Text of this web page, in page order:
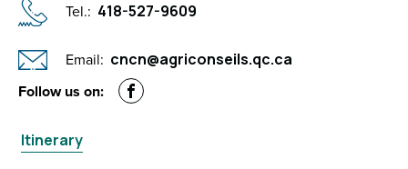
Tel.: 418-527-9609
Email: cncn@agriconseils.qc.ca
Follow us on: Facebook
Itinerary